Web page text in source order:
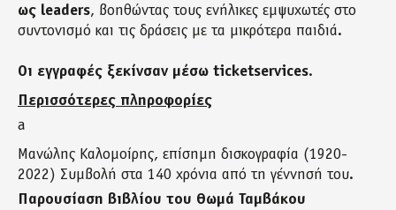
ως leaders, βοηθώντας τους ενήλικες εμψυχωτές στο
συντονισμό και τις δράσεις με τα μικρότερα παιδιά.
Οι εγγραφές ξεκίνσαν μέσω ticketservices.
Περισσότερες πληροφορίες
a
Mανώλης Καλομοίρης, επίσημη δισκογραφία (1920-
2022) Συμβολή στα 140 χρόνια από τη γέννησή του.
Παρουσίαση βιβλίου του Θωμά Ταμβάκου